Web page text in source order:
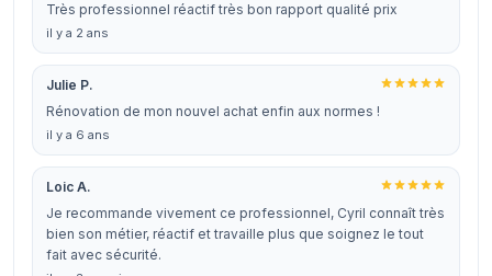
Très professionnel réactif très bon rapport qualité prix
il y a 2 ans
Julie P.
Rénovation de mon nouvel achat enfin aux normes !
il y a 6 ans
Loic A.
Je recommande vivement ce professionnel, Cyril connaît très
bien son métier, réactif et travaille plus que soignez le tout
fait avec sécurité.